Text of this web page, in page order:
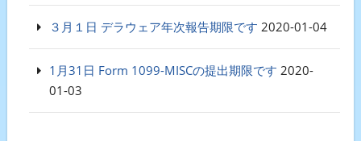
３月１日 デラウェア年次報告期限です 2020-01-04
1月31日 Form 1099-MISCの提出期限です 2020-
01-03